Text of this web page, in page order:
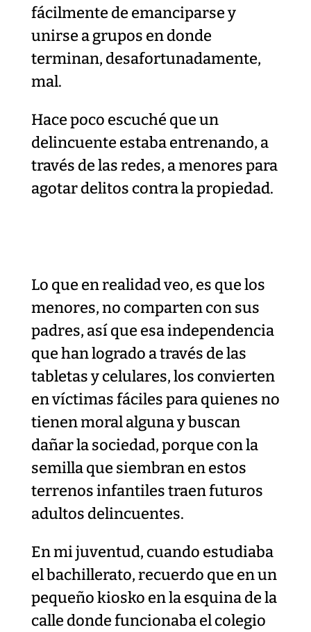
fácilmente de emanciparse y
unirse a grupos en donde
terminan, desafortunadamente,
mal.
Hace poco escuché que un
delincuente estaba entrenando, a
través de las redes, a menores para
agotar delitos contra la propiedad.
Lo que en realidad veo, es que los
menores, no comparten con sus
padres, así que esa independencia
que han logrado a través de las
tabletas y celulares, los convierten
en víctimas fáciles para quienes no
tienen moral alguna y buscan
dañar la sociedad, porque con la
semilla que siembran en estos
terrenos infantiles traen futuros
adultos delincuentes.
En mi juventud, cuando estudiaba
el bachillerato, recuerdo que en un
pequeño kiosko en la esquina de la
calle donde funcionaba el colegio